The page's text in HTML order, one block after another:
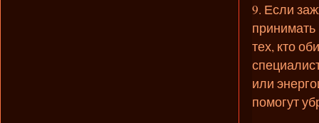
9. Если
тех, кто
или
помогут